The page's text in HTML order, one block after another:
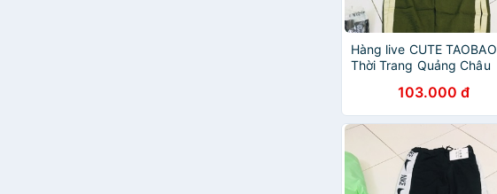
Hàng live CUTE TAOBAO
Thời Trang Quảng Châu
103.000 đ